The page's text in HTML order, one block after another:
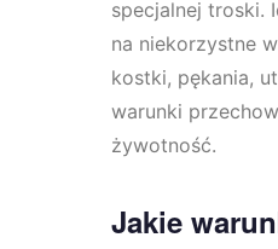
specjalnej troski.
na niekorzystne
kostki, pękania,
warunki
żywotność.
Jakie